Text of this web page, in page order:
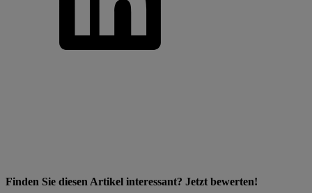
Finden Sie diesen Artikel interessant? Jetzt bewerten!